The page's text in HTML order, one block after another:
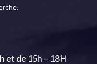
et de 15h – 18H